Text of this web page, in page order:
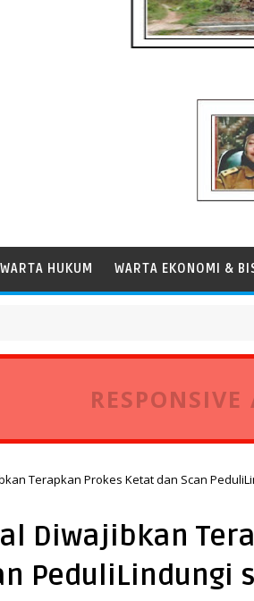
WARTA HUKUM WARTA EKONOMI &
Operasional Kapal
RESPONSIVE
Terapkan Prokes Ketat dan Scan
Diwajibkan
PeduliLindungi